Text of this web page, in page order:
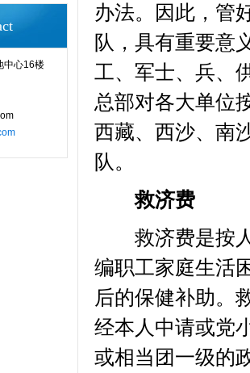
中心16楼
办法。因此，管
队，具有重要意
工、军士、兵、
总部对各大单位
西藏、西沙、南
队。
救济费
救济费是按人
编职工家庭生活
后的保健补助。
经本人中请或党
或相当团一级的